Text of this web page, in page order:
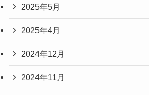
2025年5月
2025年4月
2024年12月
2024年11月